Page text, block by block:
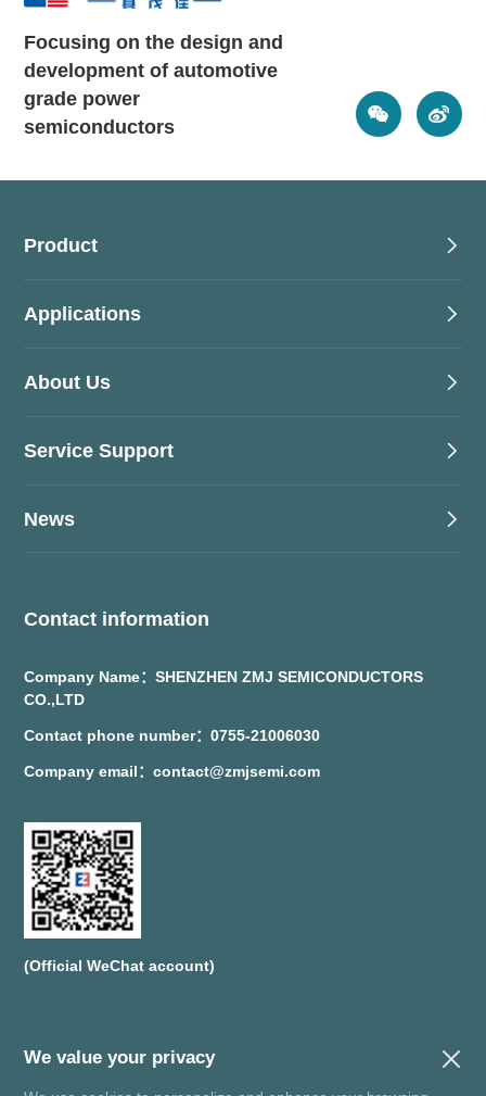
We value your privacy
Focusing on the design and
development of automotive
grade power
semiconductors
Contact information
Company Name：SHENZHEN ZMJ SEMICONDUCTORS
CO.,LTD
Contact phone number：0755-21006030
Company email：contact@zmjsemi.com
(Official WeChat account)
Product
Applications
About Us
Service Support
News